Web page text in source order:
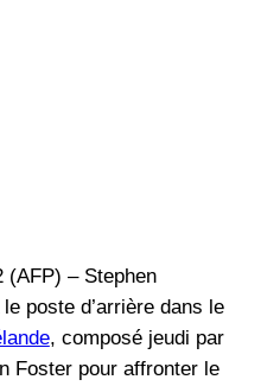
(AFP) – Stephen
poste d’arrière dans le
, composé jeudi par
Foster pour affronter le